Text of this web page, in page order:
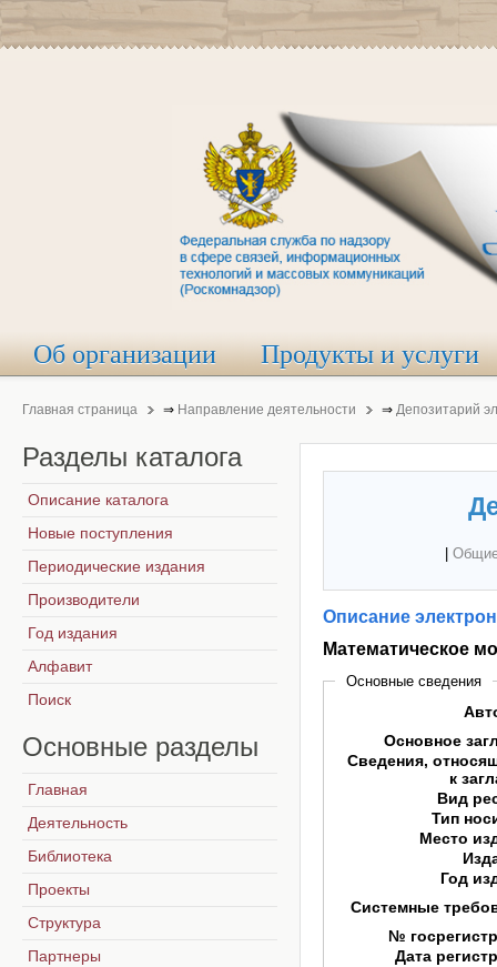
Об организации Продукты и услуги
Главная страница ⇒ Направление деятельности ⇒ Депозитарий
Описание
Математическое
Основные сведения
Основное
Сведения,
к
Вид
Тип
Место
Год
Системные
№
Дата
Разделы каталога
Описание каталога
Новые поступления
Периодические издания
Производители
Год издания
Алфавит
Поиск
Основные разделы
Главная
Деятельность
Библиотека
Проекты
Структура
Партнеры